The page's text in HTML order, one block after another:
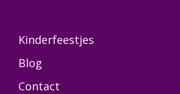
Kinderfeestjes
Blog
Contact